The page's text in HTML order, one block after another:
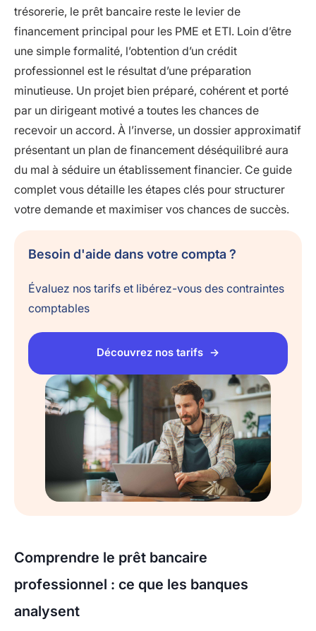
trésorerie, le prêt bancaire reste le levier de
financement principal pour les PME et ETI. Loin d’être
une simple formalité, l’obtention d’un crédit
professionnel est le résultat d’une préparation
minutieuse. Un projet bien préparé, cohérent et porté
par un dirigeant motivé a toutes les chances de
recevoir un accord. À l’inverse, un dossier approximatif
présentant un plan de financement déséquilibré aura
du mal à séduire un établissement financier. Ce guide
complet vous détaille les étapes clés pour structurer
votre demande et maximiser vos chances de succès.
Besoin d'aide dans votre compta ?
Évaluez nos tarifs et libérez-vous des contraintes
comptables
Découvrez nos tarifs
Comprendre le prêt bancaire
professionnel : ce que les banques
analysent